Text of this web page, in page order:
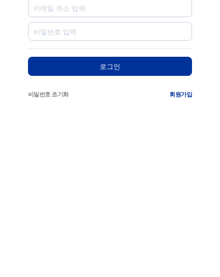
로그인
비밀번호 초기화 회원가입